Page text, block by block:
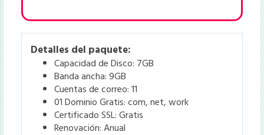
Detalles del paquete:
Capacidad de Disco: 7GB
Banda ancha: 9GB
Cuentas de correo: 11
01 Dominio Gratis: com, net, work
Certificado SSL: Gratis
Renovación: Anual